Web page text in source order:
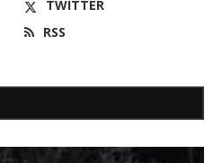
TWITTER
RSS